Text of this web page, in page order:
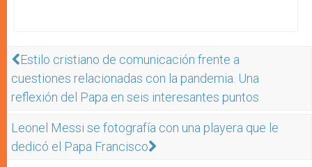
Estilo cristiano de comunicación frente a
cuestiones relacionadas con la pandemia. Una
reflexión del Papa en seis interesantes puntos
Leonel Messi se fotografía con una playera que le
dedicó el Papa Francisco